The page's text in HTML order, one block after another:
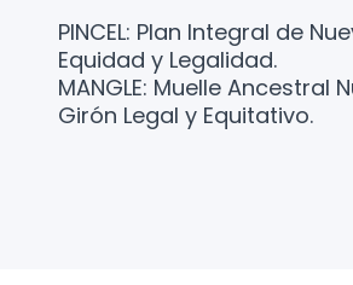
PINCEL: Plan Integral de
Equidad y Legalidad.
MANGLE: Muelle Ancestral
Girón Legal y Equitativo.